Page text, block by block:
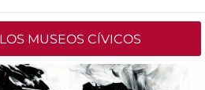
MUSEOS CÍVICOS